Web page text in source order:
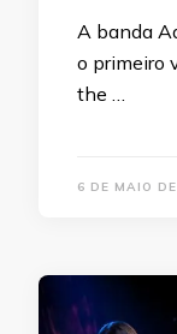
A banda
o primeiro
the …
6 DE MAIO